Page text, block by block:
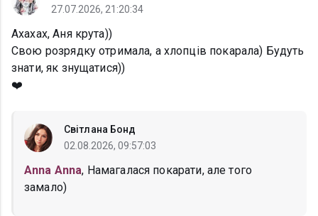
27.07.2026, 21:20:34
Ахахах, Аня крута))
Свою розрядку отримала, а хлопців покарала) Будуть
знати, як знущатися))
❤️
Світлана Бонд
02.08.2026, 09:57:03
Anna Anna, Намагалася покарати, але того
замало)